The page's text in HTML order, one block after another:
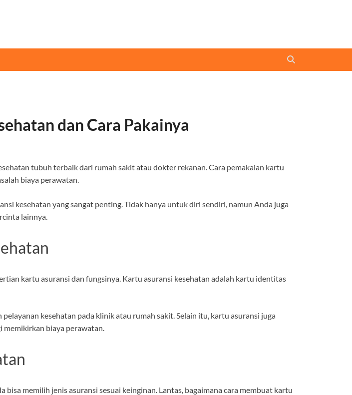
dan Cara Pakainya
tubuh terbaik dari rumah sakit atau dokter rekanan. Cara pemakaian kartu
biaya perawatan.
kesehatan yang sangat penting. Tidak hanya untuk diri sendiri, namun Anda juga
lainnya.
kartu asuransi dan fungsinya. Kartu asuransi kesehatan adalah kartu identitas
kesehatan pada klinik atau rumah sakit. Selain itu, kartu asuransi juga
memikirkan biaya perawatan.
memilih jenis asuransi sesuai keinginan. Lantas, bagaimana cara membuat kartu